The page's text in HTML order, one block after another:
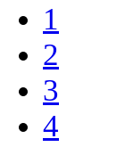
1
2
3
4